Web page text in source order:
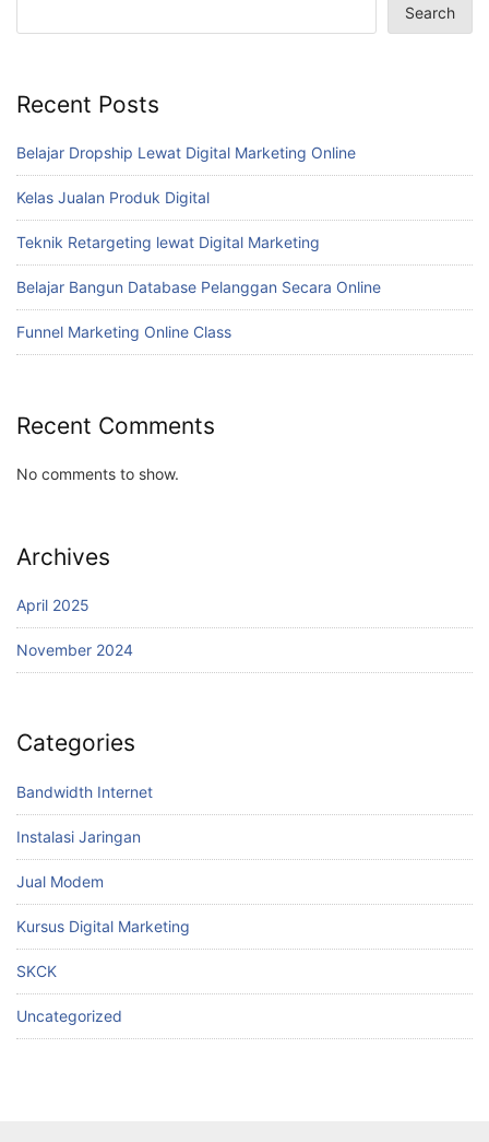
Search
Recent Posts
Belajar Dropship Lewat Digital Marketing Online
Kelas Jualan Produk Digital
Teknik Retargeting lewat Digital Marketing
Belajar Bangun Database Pelanggan Secara Online
Funnel Marketing Online Class
Recent Comments
No comments to show.
Archives
April 2025
November 2024
Categories
Bandwidth Internet
Instalasi Jaringan
Jual Modem
Kursus Digital Marketing
SKCK
Uncategorized